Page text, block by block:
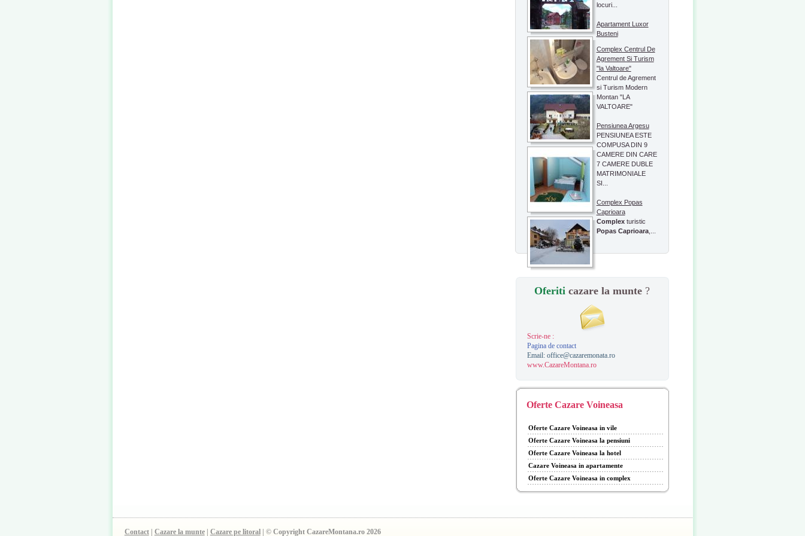
locuri...
Apartament Luxor
Busteni
Complex Centrul De
Agrement Si Turism
"la Valtoare"
Centrul de Agrement
si Turism Modern
Montan "LA
VALTOARE"
Pensiunea Argesu
PENSIUNEA ESTE
COMPUSA DIN 9
CAMERE DIN CARE
7 CAMERE DUBLE
MATRIMONIALE
SI...
Complex Popas
Caprioara
Complexturistic
Popas Caprioara,...
Oferiti cazare la munte ?
Scrie-ne :
Pagina de contact
Email: office@cazaremonata.ro
www.CazareMontana.ro
Oferte Cazare Voineasa
Oferte Cazare Voineasa in vile
Oferte Cazare Voineasa la pensiuni
Oferte Cazare Voineasa la hotel
Cazare Voineasa in apartamente
Oferte Cazare Voineasa in complex
Contact| Cazare la munte| Cazare pe litoral| © Copyright CazareMontana.ro 2026